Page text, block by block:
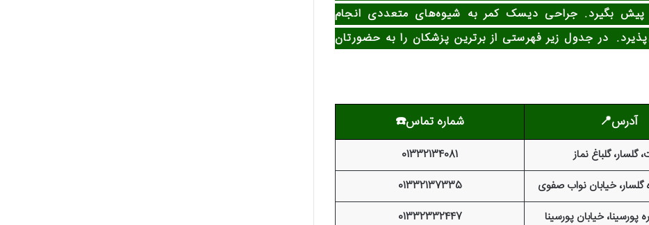
در پیش بگیرد. جراحی دیسک کمر به شیوه‌های متعددی انجام
در جدول زیر فهرستی از برترین پزشکان را به حضورتان
آدرس📍 شماره تماس☎️
گلسار، گلباغ نماز
01332134081
گلسار، خیابان نواب صفوی
01332137335
پورسینا، خیابان پورسینا
01332332447